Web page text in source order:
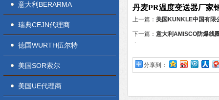
意大利BERARMA
瑞典CEJN代理商
德国WURTH伍尔特
美国SOR索尔
美国UE代理商
丹麦PR温度变送器厂家
上一篇： 美国KUNKLE中国有限
下一篇： 意大利AMISCO防爆线
分享到：